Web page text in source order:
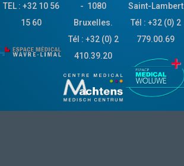
TEL : +32 10 56
15 60
- 1080
Bruxelles.
Tél : +32 (0) 2
410.39.20
Saint-Lambert
Tél : +32 (0) 2
779.00.69